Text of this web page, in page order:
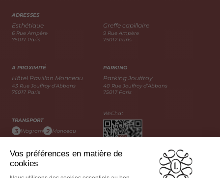
ADRESSES
Esthétique
6 Rue Ampère
75017 Paris
Greffe capillaire
9 Rue Ampère
75017 Paris
A PROXIMITÉ
Hôtel Pavillon Monceau
43 Rue Jouffroy d’Abbans
75017 Paris
PARKING
Parking Jouffroy
40 Rue Jouffroy d’Abbans
75017 Paris
TRANSPORT
3 Wagram 2 Monceau
WeChat